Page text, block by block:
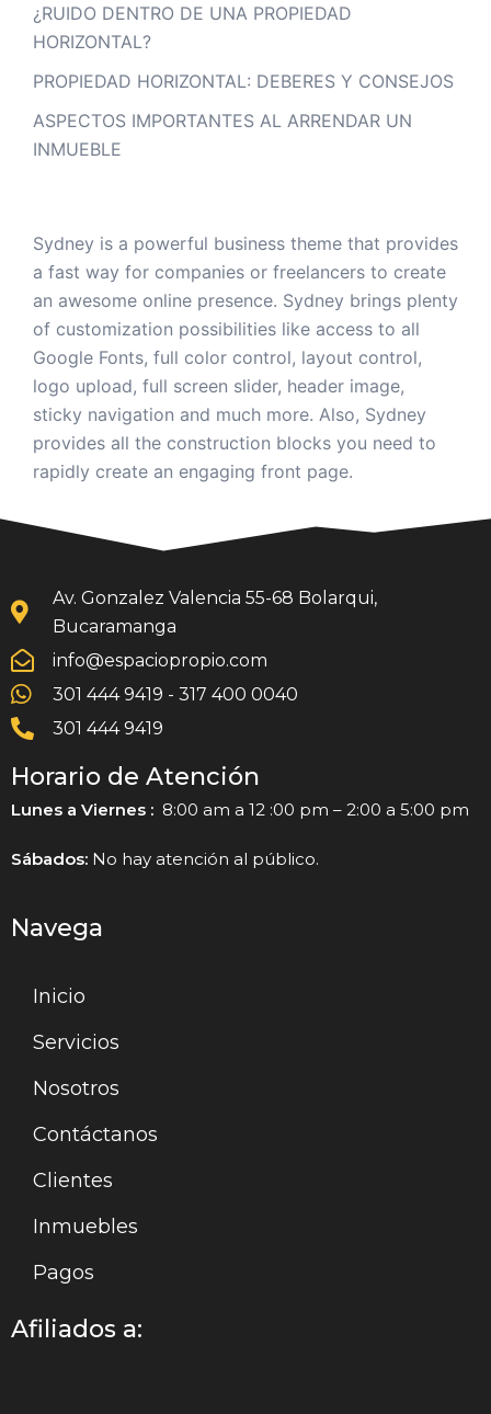
¿RUIDO DENTRO DE UNA PROPIEDAD
HORIZONTAL?
PROPIEDAD HORIZONTAL: DEBERES Y CONSEJOS
ASPECTOS IMPORTANTES AL ARRENDAR UN
INMUEBLE
Sydney is a powerful business theme that provides
a fast way for companies or freelancers to create
an awesome online presence. Sydney brings plenty
of customization possibilities like access to all
Google Fonts, full color control, layout control,
logo upload, full screen slider, header image,
sticky navigation and much more. Also, Sydney
provides all the construction blocks you need to
rapidly create an engaging front page.
Av. Gonzalez Valencia 55-68 Bolarqui,
Bucaramanga
info@espaciopropio.com
301 444 9419 - 317 400 0040
301 444 9419
Horario de Atención
Lunes a Viernes : 8:00 am a 12 :00 pm – 2:00 a 5:00 pm
Sábados: No hay atención al público.
Navega
Inicio
Servicios
Nosotros
Contáctanos
Clientes
Inmuebles
Pagos
Afiliados a: